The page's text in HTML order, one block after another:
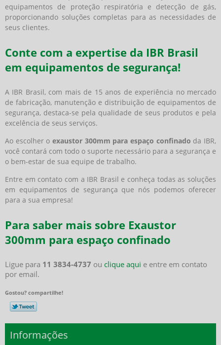
equipamentos de proteção respiratória e detecção de gás,
proporcionando soluções completas para as necessidades de
seus clientes.
Conte com a expertise da IBR Brasil
em equipamentos de segurança!
A IBR Brasil, com mais de 15 anos de experiência no mercado
de fabricação, manutenção e distribuição de equipamentos de
segurança, destaca-se pela qualidade de seus produtos e pela
excelência de seus serviços.
Ao escolher o exaustor 300mm para espaço confinado da IBR,
você contará com todo o suporte necessário para a segurança e
o bem-estar de sua equipe de trabalho.
Entre em contato com a IBR Brasil e conheça todas as soluções
em equipamentos de segurança que nós podemos oferecer
para a sua empresa!
Para saber mais sobre Exaustor
300mm para espaço confinado
Ligue para 11 3834-4737 ou clique aqui e entre em contato
por email.
Gostou? compartilhe!
Informações